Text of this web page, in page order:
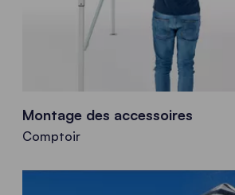
Montage des accessoires
Comptoir